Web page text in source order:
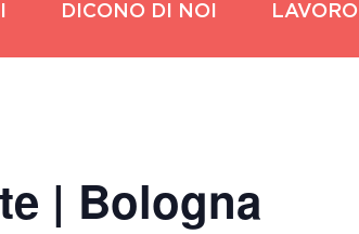
DICONO DI NOI LAVORO
| Bologna